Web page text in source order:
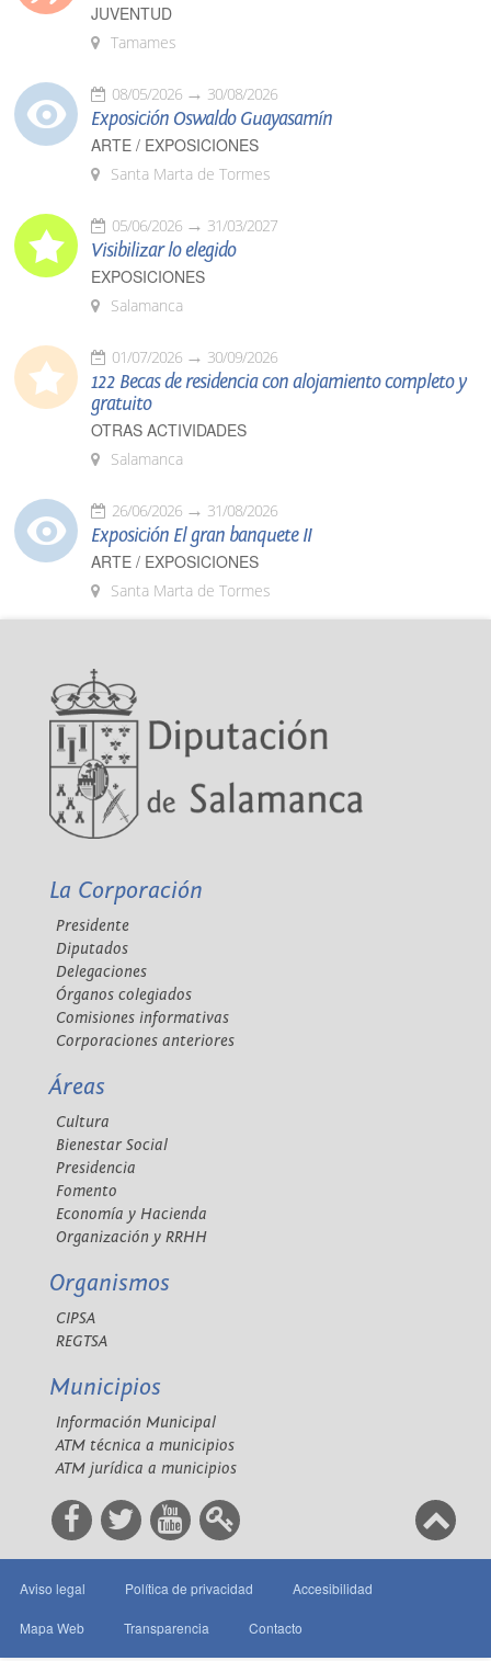
JUVENTUD
Tamames
08/05/2026 30/08/2026
Exposición Oswaldo Guayasamín
ARTE / EXPOSICIONES
Santa Marta de Tormes
05/06/2026 31/03/2027
Visibilizar lo elegido
EXPOSICIONES
Salamanca
01/07/2026 30/09/2026
122 Becas de residencia con alojamiento completo y
gratuito
OTRAS ACTIVIDADES
Salamanca
26/06/2026 31/08/2026
Exposición El gran banquete II
ARTE / EXPOSICIONES
Santa Marta de Tormes
La Corporación
Presidente
Diputados
Delegaciones
Órganos colegiados
Comisiones informativas
Corporaciones anteriores
Áreas
Cultura
Bienestar Social
Presidencia
Fomento
Economía y Hacienda
Organización y RRHH
Organismos
CIPSA
REGTSA
Municipios
Información Municipal
ATM técnica a municipios
ATM jurídica a municipios
Aviso legal Política de privacidad Accesibilidad
Mapa Web Transparencia Contacto